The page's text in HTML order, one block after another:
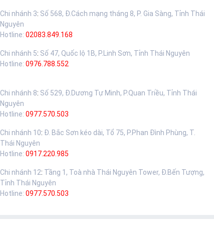
Chi nhánh 3: Số 568, Đ.Cách mạng tháng 8, P. Gia Sàng, Tỉnh Thái
Nguyên
Hotline: 02083.849.168
Chi nhánh 5: Số 47, Quốc lộ 1B, P.Linh Sơn, Tỉnh Thái Nguyên
Hotline: 0976.788.552
Chi nhánh 8: Số 529, Đ.Dương Tự Minh, P.Quan Triều, Tỉnh Thái
Nguyên
Hotline: 0977.570.503
Chi nhánh 10: Đ. Bắc Sơn kéo dài, Tổ 75, P.Phan Đình Phùng, T.
Thái Nguyên
Hotline: 0917.220.985
Chi nhánh 12: Tầng 1, Toà nhà Thái Nguyên Tower, Đ.Bến Tượng,
Tỉnh Thái Nguyên
Hotline: 0977.570.503